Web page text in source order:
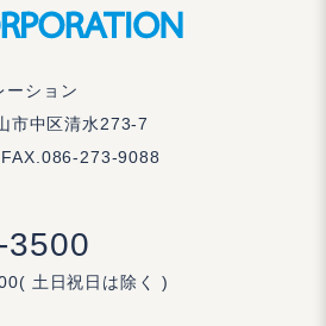
ーション
市中区清水273-7
FAX.086-273-9088
3500
土日祝日は除く )